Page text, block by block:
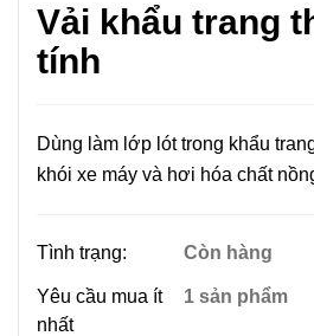
Vải khẩu trang
tính
Dùng làm lớp lót trong khẩu
khói xe máy và hơi hóa chất
Tình trạng: Còn hàng
Yêu cầu mua ít
nhất
1 sản phẩm